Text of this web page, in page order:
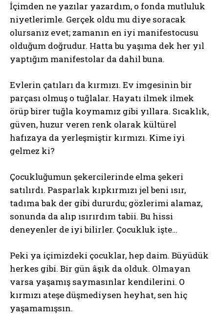
İçimden ne yazılar yazardım, o fonda mutluluk
niyetlerimle. Gerçek oldu mu diye soracak
olursanız evet; zamanın en iyi manifestocusu
olduğum doğrudur. Hatta bu yaşıma dek her yıl
yaptığım manifestolar da dahil buna.
Evlerin çatıları da kırmızı. Ev imgesinin bir
parçası olmuş o tuğlalar. Hayatı ilmek ilmek
örüp birer tuğla koymamız gibi yıllara. Sıcaklık,
güven, huzur veren renk olarak kültürel
hafızaya da yerleşmiştir kırmızı. Kime iyi
gelmez ki?
Çocukluğumun şekercilerinde elma şekeri
satılırdı. Pasparlak kıpkırmızı jel beni ısır,
tadıma bak der gibi dururdu; gözlerimi alamaz,
sonunda da alıp ısırırdım tabii. Bu hissi
deneyenler de iyi bilirler. Çocukluk işte…
Peki ya içimizdeki çocuklar, hep daim. Büyüdük
herkes gibi. Bir gün âşık da olduk. Olmayan
varsa yaşamış saymasınlar kendilerini. O
kırmızı ateşe düşmediysen heyhat, sen hiç
yaşamamışsın.